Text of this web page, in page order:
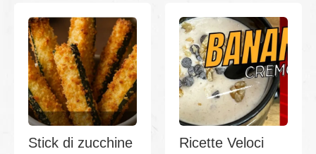
Stick di zucchine
Ricette Veloci